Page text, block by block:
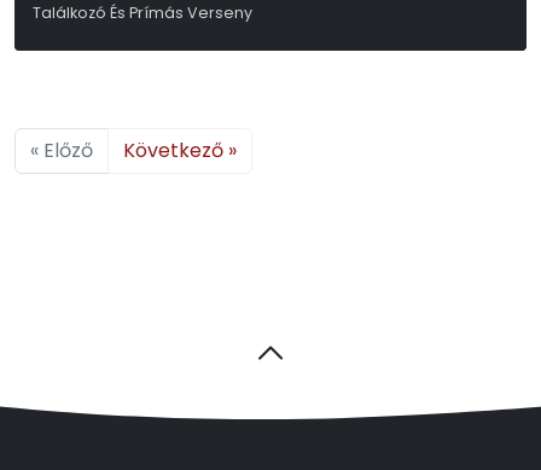
Találkozó És Prímás Verseny
« Előző Következő »